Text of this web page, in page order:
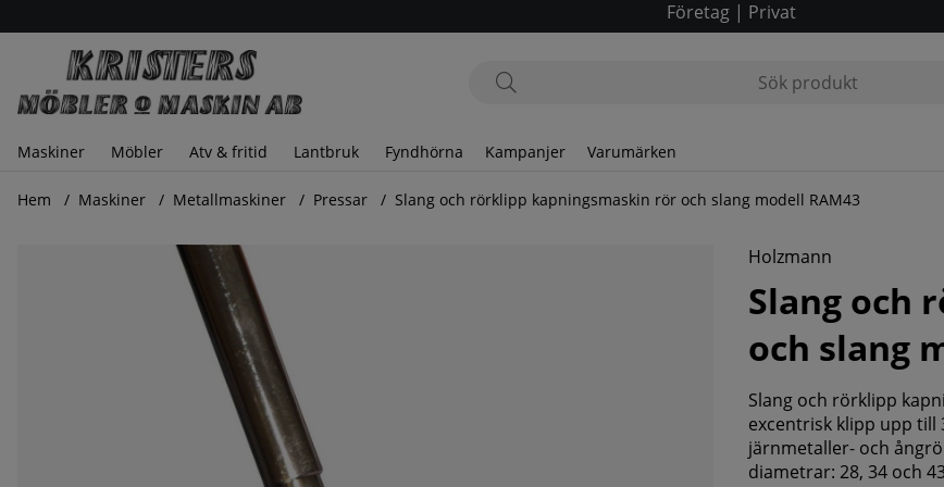
Företag| Privat
Maskiner Möbler Atv & fritid Lantbruk Fyndhörna Kampanjer Varumärken
Hem Maskiner Metallmaskiner Pressar Slang och rörklipp kapningsmaskin rör och slang modell RAM43
Produktbilder Slang och rörklipp kapningsmaskin rör och slang modell RAM43 Holzmann
Slang och
och slang
Slang och rörklipp
excentrisk klipp upp till
järnmetaller- och
diametrar: 28, 34 och